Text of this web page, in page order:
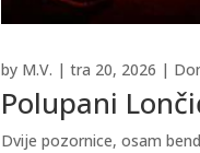
Polupani
by M.V. |tra 20, 2026 |
Dvije pozornice, osam